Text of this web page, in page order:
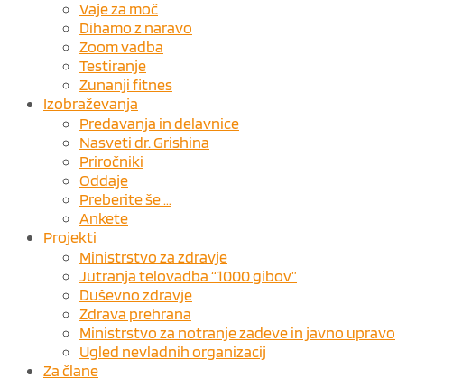
Vaje za moč
Dihamo z naravo
Zoom vadba
Testiranje
Zunanji fitnes
Izobraževanja
Predavanja in delavnice
Nasveti dr. Grishina
Priročniki
Oddaje
Preberite še …
Ankete
Projekti
Ministrstvo za zdravje
Jutranja telovadba “1000 gibov”
Duševno zdravje
Zdrava prehrana
Ministrstvo za notranje zadeve in javno upravo
Ugled nevladnih organizacij
Za člane